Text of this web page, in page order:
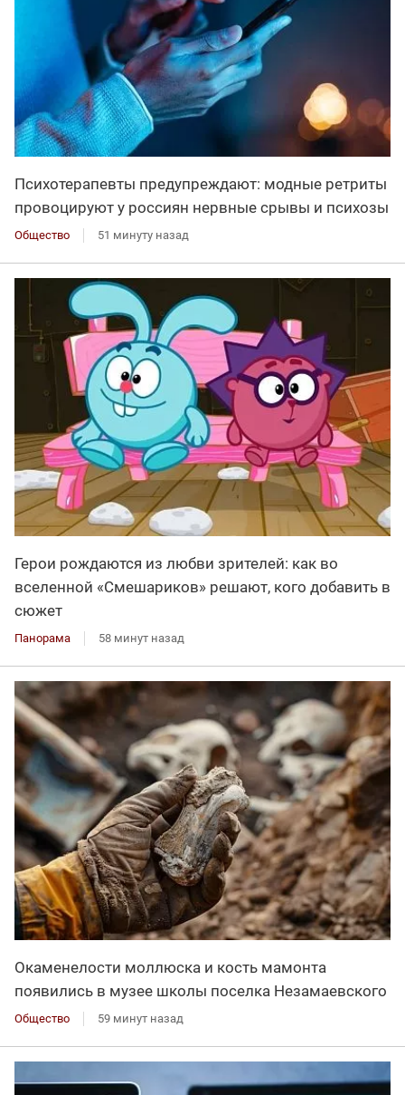
Психотерапевты предупреждают: модные ретриты
провоцируют у россиян нервные срывы и психозы
Общество 51 минуту назад
Герои рождаются из любви зрителей: как во
вселенной «Смешариков» решают, кого добавить в
сюжет
Панорама 58 минут назад
Окаменелости моллюска и кость мамонта
появились в музее школы поселка Незамаевского
Общество 59 минут назад